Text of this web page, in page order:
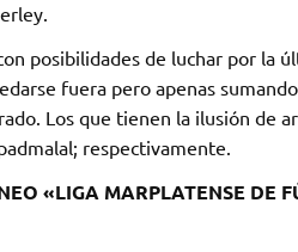
posibilidades de luchar por la
fuera pero apenas
Los que tienen la ilusión de
respectivamente.
«LIGA MARPLATENSE DE